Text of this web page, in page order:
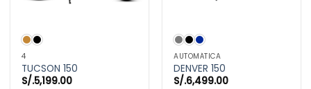
4
TUCSON 150
S/.5,199.00
AUTOMÁTICA
DENVER 150
S/.6,499.00